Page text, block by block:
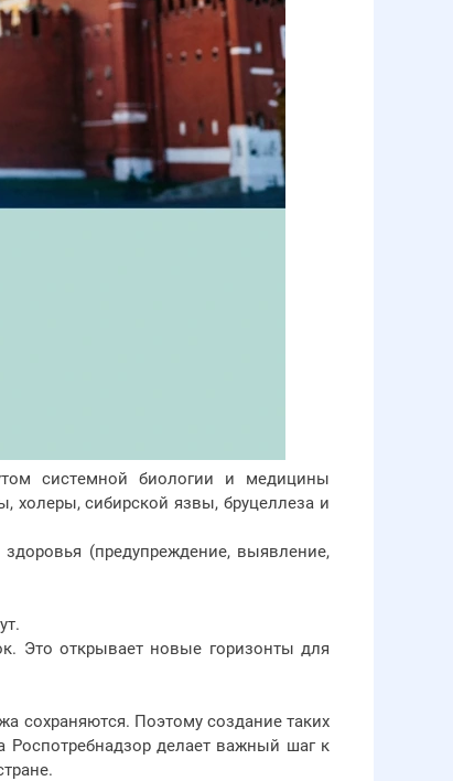
системной биологии и медицины
холеры, сибирской язвы, бруцеллеза и
(предупреждение, выявление,
Это открывает новые горизонты для
сохраняются. Поэтому создание таких
делает важный шаг к